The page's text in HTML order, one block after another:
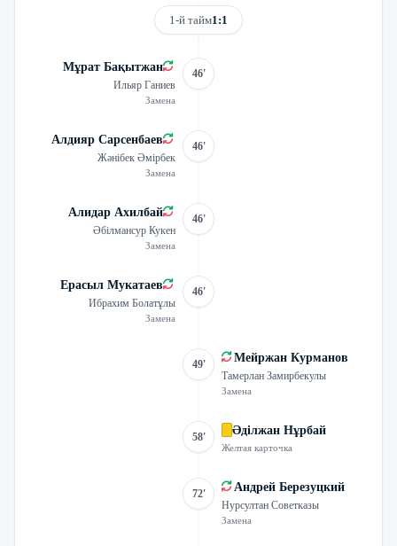
1-й тайм1:1
Мұрат Бақытжан
Ильяр Ганиев
Замена
46'
Алдияр Сарсенбаев
Жәнібек Әмірбек
Замена
46'
Алидар Ахилбай
Әбілмансур Кукен
Замена
46'
Ерасыл Мукатаев
Ибрахим Болатұлы
Замена
46'
49' Мейржан Курманов
Тамерлан Замирбекулы
Замена
58' Әділжан Нұрбай
Желтая карточка
72' Андрей Березуцкий
Нурсултан Советказы
Замена